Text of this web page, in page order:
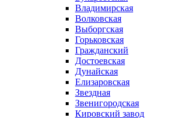
Владимирская
Волковская
Выборгская
Горьковская
Гражданский
Достоевская
Дунайская
Елизаровская
Звездная
Звенигородская
Кировский завод